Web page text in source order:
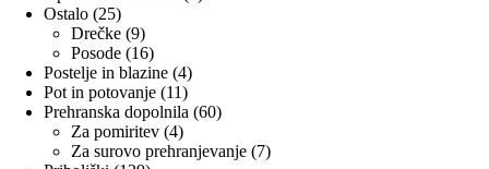
Ostalo 2525
izdelkov
Drečke 99
izdelkov
Posode 1616
izdelkov
Postelje in blazine 44
izdelki
Pot in potovanje 1111
izdelkov
Prehranska dopolnila 6060
Za pomiritev 44
izdelki
Za surovo prehranjevanje 77